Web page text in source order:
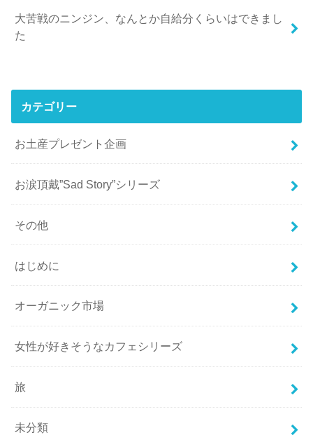
大苦戦のニンジン、なんとか自給分くらいはできまし
た
カテゴリー
お土産プレゼント企画
お涙頂戴”Sad Story”シリーズ
その他
はじめに
オーガニック市場
女性が好きそうなカフェシリーズ
旅
未分類